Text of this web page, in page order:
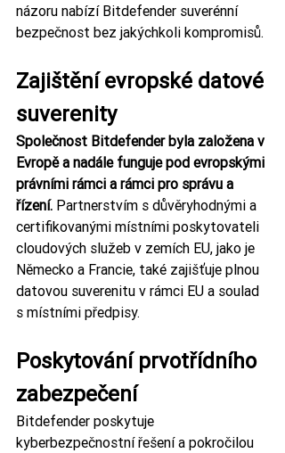
názoru nabízí Bitdefender suverénní
bezpečnost bez jakýchkoli kompromisů.
Zajištění evropské datové
suverenity
Společnost Bitdefender byla založena v
Evropě a nadále funguje pod evropskými
právními rámci a rámci pro správu a
řízení. Partnerstvím s důvěryhodnými a
certifikovanými místními poskytovateli
cloudových služeb v zemích EU, jako je
Německo a Francie, také zajišťuje plnou
datovou suverenitu v rámci EU a soulad
s místními předpisy.
Poskytování prvotřídního
zabezpečení
Bitdefender poskytuje
kyberbezpečnostní řešení a pokročilou